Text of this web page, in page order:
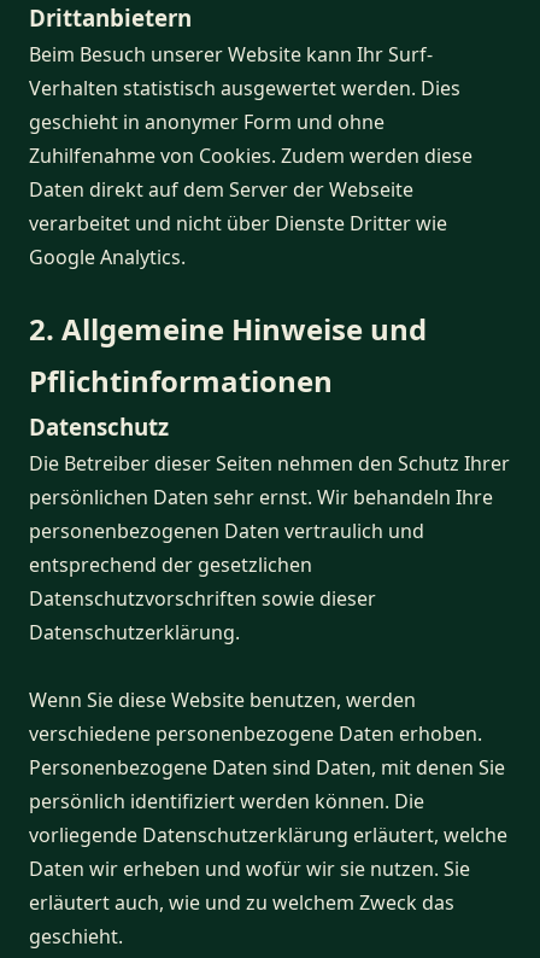
Drittanbietern
Beim Besuch unserer Website kann Ihr Surf-
Verhalten statistisch ausgewertet werden. Dies
geschieht in anonymer Form und ohne
Zuhilfenahme von Cookies. Zudem werden diese
Daten direkt auf dem Server der Webseite
verarbeitet und nicht über Dienste Dritter wie
Google Analytics.
2. Allgemeine Hinweise und
Pflichtinformationen
Datenschutz
Die Betreiber dieser Seiten nehmen den Schutz Ihrer
persönlichen Daten sehr ernst. Wir behandeln Ihre
personenbezogenen Daten vertraulich und
entsprechend der gesetzlichen
Datenschutzvorschriften sowie dieser
Datenschutzerklärung.
Wenn Sie diese Website benutzen, werden
verschiedene personenbezogene Daten erhoben.
Personenbezogene Daten sind Daten, mit denen Sie
persönlich identifiziert werden können. Die
vorliegende Datenschutzerklärung erläutert, welche
Daten wir erheben und wofür wir sie nutzen. Sie
erläutert auch, wie und zu welchem Zweck das
geschieht.